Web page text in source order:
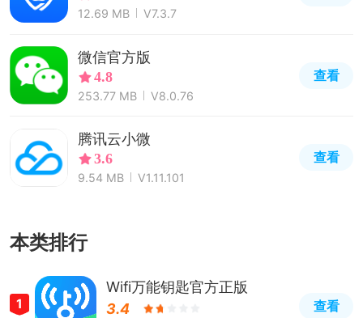
12.69 MB V7.3.7
微信官方版
4.8
253.77 MB V8.0.76
查看
腾讯云小微
3.6
9.54 MB V1.11.101
查看
本类排行
1
Wifi万能钥匙官方正版
3.4
查看